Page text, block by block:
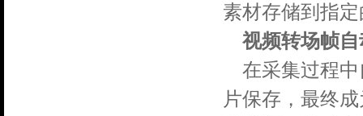
素材存储到指
视频转场帧
在采集过程
片保存，最终